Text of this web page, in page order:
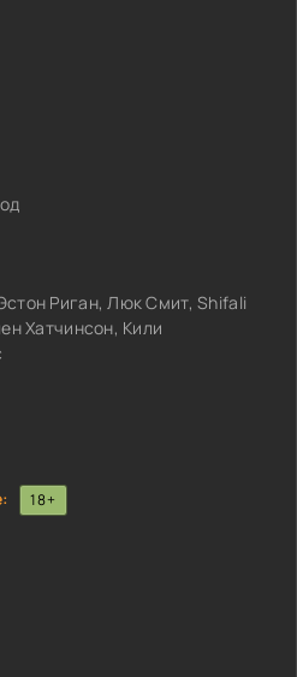
Риган, Люк Смит, Shifali
Хатчинсон, Кили
18+